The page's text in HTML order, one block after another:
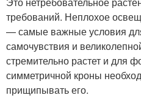
требований. Неплохое
— самые важные условия
самочувствия и
стремительно растет и для
симметричной кроны
прищипывать его.